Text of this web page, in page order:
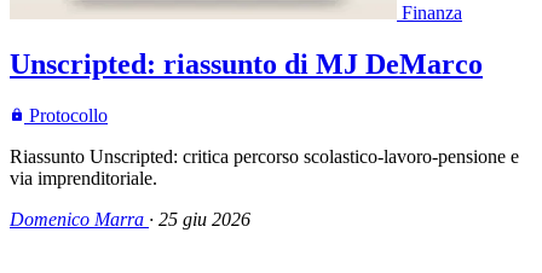
Finanza
Unscripted: riassunto di MJ DeMarco
Protocollo
Riassunto Unscripted: critica percorso scolastico-lavoro-pensione e
via imprenditoriale.
Domenico Marra · 25 giu 2026